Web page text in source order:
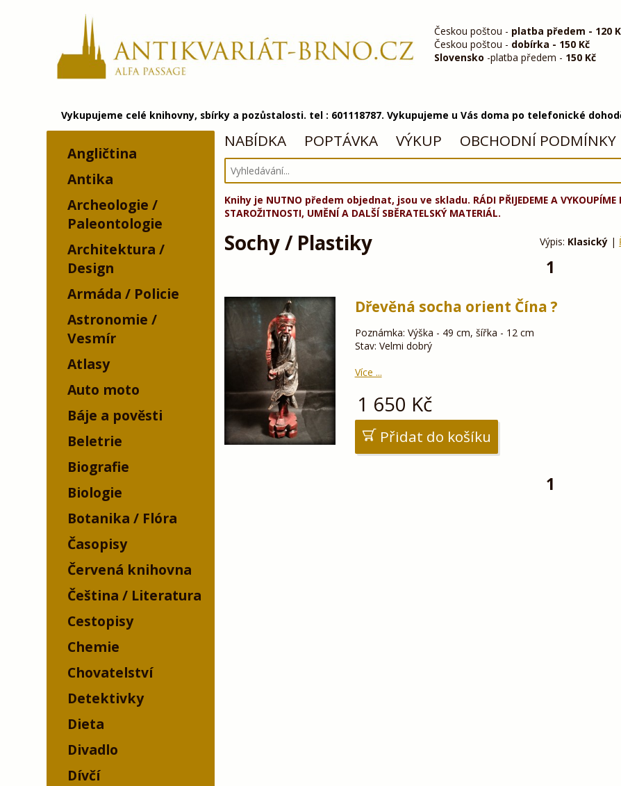
Českou poštou - platba předem - 120
Českou poštou - dobírka - 150 Kč
Slovensko -platba předem - 150 Kč
Vykupujeme celé knihovny, sbírky a pozůstalosti. tel : 601118787. Vykupujeme u Vás doma po telefonické
Angličtina
Antika
Archeologie /
Paleontologie
Architektura /
Design
Armáda / Policie
Astronomie /
Vesmír
Atlasy
Auto moto
Báje a pověsti
Beletrie
Biografie
Biologie
Botanika / Flóra
Časopisy
Červená knihovna
Čeština / Literatura
Cestopisy
Chemie
Chovatelství
Detektivky
Dieta
Divadlo
Dívčí
NABÍDKA POPTÁVKA VÝKUP OBCHODNÍ PODMÍNKY
Knihy je NUTNO předem objednat, jsou ve skladu. RÁDI PŘIJEDEME A VYKOUPÍME
STAROŽITNOSTI, UMĚNÍ A DALŠÍ SBĚRATELSKÝ MATERIÁL.
Sochy / Plastiky Výpis: Klasický |
1
Dřevěná socha orient Čína ?
Poznámka: Výška - 49 cm, šířka - 12 cm
Stav: Velmi dobrý
Více ...
1 650 Kč
Přidat do košíku
1